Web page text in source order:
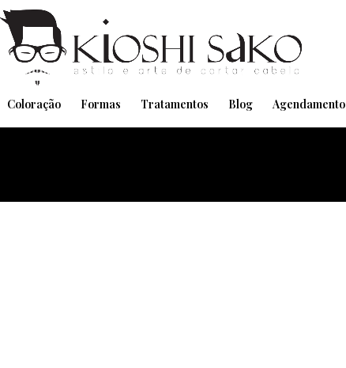
Coloração Formas Tratamentos Blog Agendamento
Pensando em transformar seu Visual??
Agende pelo Whatsapp